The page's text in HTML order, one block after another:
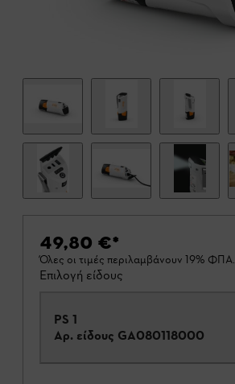
49,80 €*
Όλες οι τιμές περιλαμβάνουν 19% ΦΠΑ.
Επιλογή είδους
PS 1
Αρ. είδους GA080118000